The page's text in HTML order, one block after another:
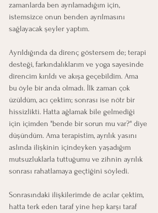
zamanlarda ben ayrılamadığım için,
istemsizce onun benden ayrılmasını
sağlayacak şeyler yaptım.
Ayrıldığında da direnç göstersem de; terapi
desteği, farkındalıklarım ve yoga sayesinde
direncim kırıldı ve akışa geçebildim. Ama
bu öyle bir anda olmadı. İlk zaman çok
üzüldüm, acı çektim; sonrası ise nötr bir
hissizlikti. Hatta ağlamak bile gelmediği
için içimden "bende bir sorun mu var?" diye
düşündüm. Ama terapistim, ayrılık yasını
aslında ilişkinin içindeyken yaşadığım
mutsuzluklarla tuttuğumu ve zihnin ayrılık
sonrası rahatlamaya geçtiğini söyledi.
Sonrasındaki ilişkilerimde de acılar çektim,
hatta terk eden taraf yine hep karşı taraf